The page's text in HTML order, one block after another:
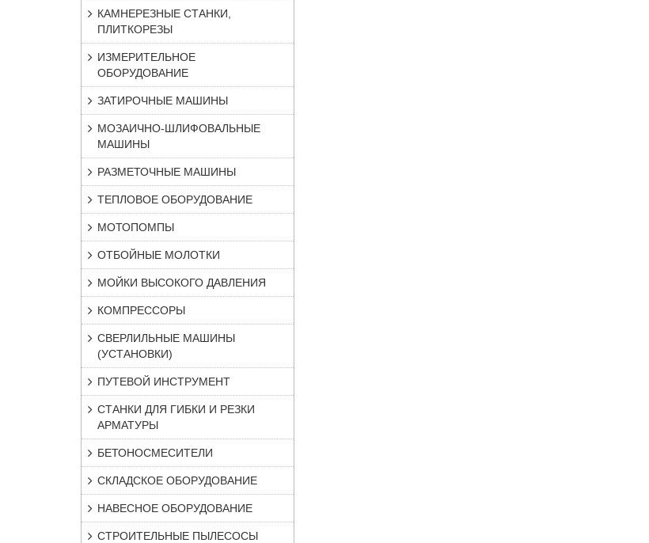
КАМНЕРЕЗНЫЕ СТАНКИ,
ПЛИТКОРЕЗЫ
ИЗМЕРИТЕЛЬНОЕ
ОБОРУДОВАНИЕ
ЗАТИРОЧНЫЕ МАШИНЫ
МОЗАИЧНО-ШЛИФОВАЛЬНЫЕ
МАШИНЫ
РАЗМЕТОЧНЫЕ МАШИНЫ
ТЕПЛОВОЕ ОБОРУДОВАНИЕ
МОТОПОМПЫ
ОТБОЙНЫЕ МОЛОТКИ
МОЙКИ ВЫСОКОГО ДАВЛЕНИЯ
КОМПРЕССОРЫ
СВЕРЛИЛЬНЫЕ МАШИНЫ
(УСТАНОВКИ)
ПУТЕВОЙ ИНСТРУМЕНТ
СТАНКИ ДЛЯ ГИБКИ И РЕЗКИ
АРМАТУРЫ
БЕТОНОСМЕСИТЕЛИ
СКЛАДСКОЕ ОБОРУДОВАНИЕ
НАВЕСНОЕ ОБОРУДОВАНИЕ
СТРОИТЕЛЬНЫЕ ПЫЛЕСОСЫ